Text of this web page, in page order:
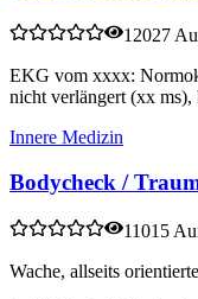
12027
EKG vom xxxx:
nicht verlängert (xx ms),
Innere Medizin
Bodycheck /
11015
Wache, allseits